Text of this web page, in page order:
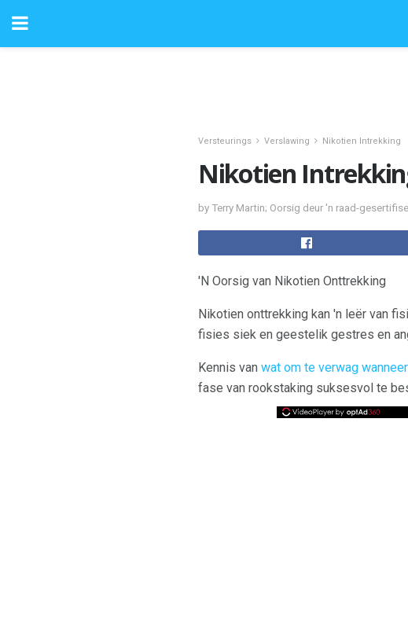
Versteurings Verslawing Nikotien Intrekking
Nikotien
by Terry Martin; Oorsig deur 'n raad-
'N Oorsig van Nikotien Onttrekking
Nikotien onttrekking kan 'n leër van
fisies siek en geestelik gestres en
Kennis van wat om te verwag
fase van rookstaking suksesvol te